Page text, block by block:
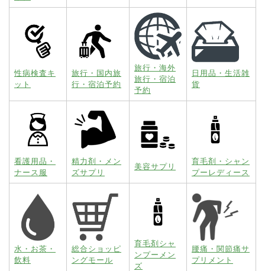
性病検査キ
ット
旅行・国内旅
行・宿泊予約
旅行・海外
旅行・宿泊
予約
日用品・生活雑
貨
看護用品・
ナース服
精力剤・メン
ズサプリ
美容サプリ
育毛剤・シャン
プーレディース
水・お茶・
飲料
総合ショッピ
ングモール
育毛剤シャ
ンプーメン
ズ
腰痛・関節痛サ
プリメント